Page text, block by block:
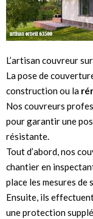
L’artisan couvreur
La pose de
construction ou la
Nos couvreurs
pour garantir une
résistante.
Tout d’abord, nos
chantier en
place les mesures de
Ensuite, ils
une protection